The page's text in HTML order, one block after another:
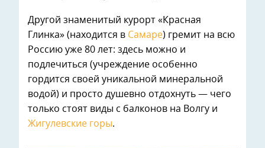
Другой знаменитый курорт «Красная
Глинка» (находится в Самаре) гремит на всю
Россию уже 80 лет: здесь можно и
подлечиться (учреждение особенно
гордится своей уникальной минеральной
водой) и просто душевно отдохнуть — чего
только стоят виды с балконов на Волгу и
Жигулевские горы.